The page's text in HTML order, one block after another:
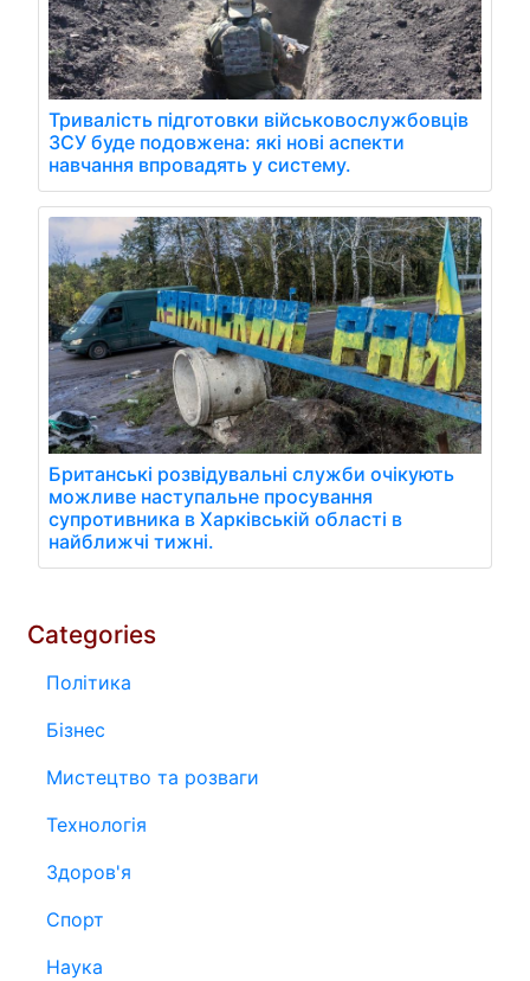
Тривалість підготовки військовослужбовців
ЗСУ буде подовжена: які нові аспекти
навчання впровадять у систему.
Британські розвідувальні служби очікують
можливе наступальне просування
супротивника в Харківській області в
найближчі тижні.
Categories
Політика
Бізнес
Мистецтво та розваги
Технологія
Здоров'я
Спорт
Наука